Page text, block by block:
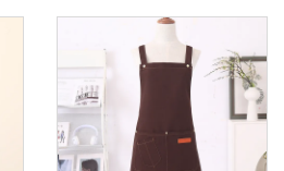
Zakken voor Ober, Bakker,
Koken, Keukenchef